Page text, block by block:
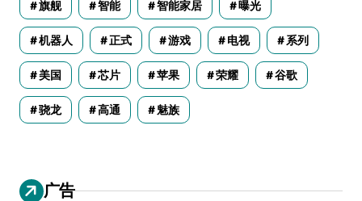
旗舰 智能 智能家居 曝光
机器人 正式 游戏 电视 系列
美国 芯片 苹果 荣耀 谷歌
骁龙 高通 魅族
广告